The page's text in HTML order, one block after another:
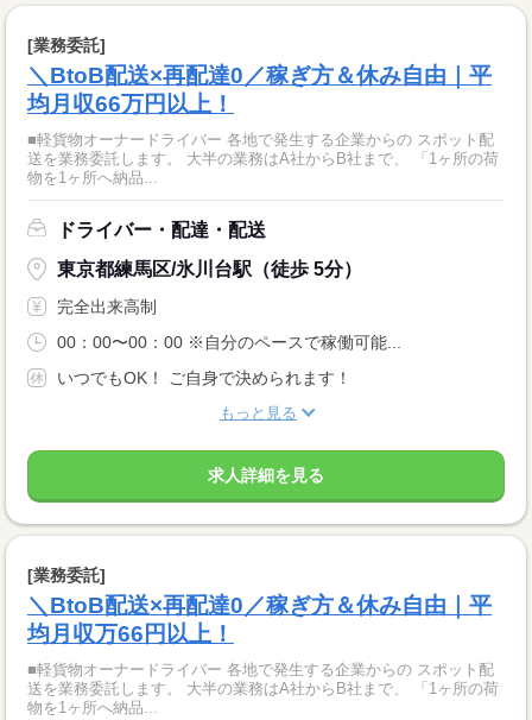
[業務委託]
＼BtoB配送×再配達0／稼ぎ方＆休み自由｜平
均月収66万円以上！
■軽貨物オーナードライバー 各地で発生する企業からの スポット配
送を業務委託します。 大半の業務はA社からB社まで、 「1ヶ所の荷
物を1ヶ所へ納品...
ドライバー・配達・配送
東京都練馬区/氷川台駅（徒歩 5分）
完全出来高制
00：00〜00：00 ※自分のペースで稼働可能...
いつでもOK！ ご自身で決められます！
もっと見る
求人詳細を見る
[業務委託]
＼BtoB配送×再配達0／稼ぎ方＆休み自由｜平
均月収万66円以上！
■軽貨物オーナードライバー 各地で発生する企業からの スポット配
送を業務委託します。 大半の業務はA社からB社まで、 「1ヶ所の荷
物を1ヶ所へ納品...